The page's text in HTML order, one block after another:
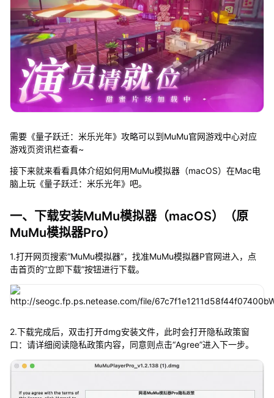
需要《量子跃迁：米乐光年》攻略可以到MuMu官网游戏中心对应
游戏页资讯栏查看~
接下来就来看看具体介绍如何用MuMu模拟器（macOS）在Mac电
脑上玩《量子跃迁：米乐光年》吧。
一、下载安装MuMu模拟器（macOS）（原
MuMu模拟器Pro）
1.打开网页搜索“MuMu模拟器”，找准MuMu模拟器P官网进入，点
击首页的“立即下载”按钮进行下载。
2.下载完成后，双击打开dmg安装文件，此时会打开隐私政策窗
口：请详细阅读隐私政策内容，同意则点击“Agree”进入下一步。